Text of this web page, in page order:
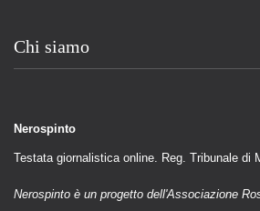
Chi siamo
Nerospinto
Testata giornalistica online. Reg. Tribunale di
Nerospinto è un progetto dell'Associazione